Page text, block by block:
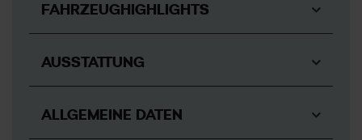
FAHRZEUGHIGHLIGHTS
AUSSTATTUNG
ALLGEMEINE DATEN